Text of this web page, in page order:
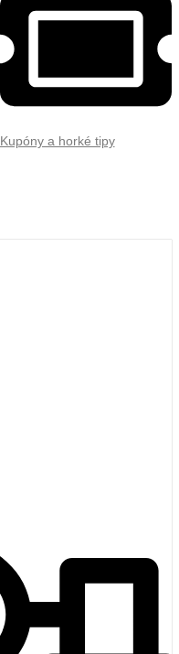
Kupóny a horké tipy